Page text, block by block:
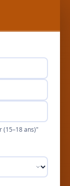
(15–18 ans)"